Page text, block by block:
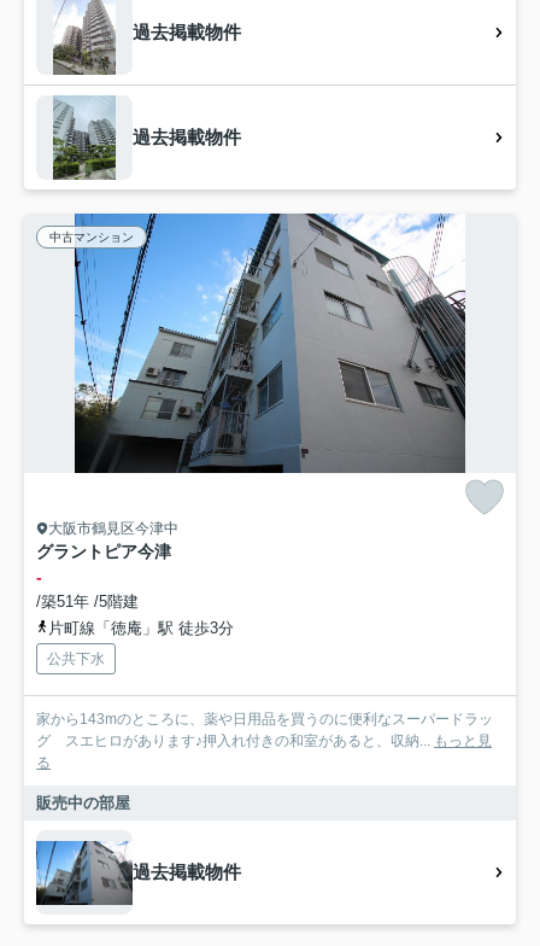
過去掲載物件
過去掲載物件
中古マンション
大阪市鶴見区今津中
グラントピア今津
-
/築51年 /5階建
片町線「徳庵」駅 徒歩3分
公共下水
家から143mのところに、薬や日用品を買うのに便利なスーパードラッ
グ スエヒロがあります♪押入れ付きの和室があると、収納... もっと見
る
販売中の部屋
過去掲載物件